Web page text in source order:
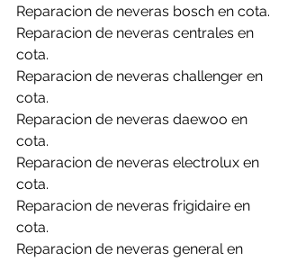
Reparacion de neveras bosch en cota.
Reparacion de neveras centrales en
cota.
Reparacion de neveras challenger en
cota.
Reparacion de neveras daewoo en
cota.
Reparacion de neveras electrolux en
cota.
Reparacion de neveras frigidaire en
cota.
Reparacion de neveras general en